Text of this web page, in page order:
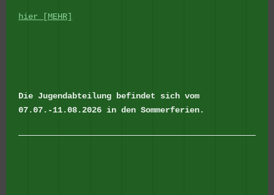
hier [MEHR]
Die Jugendabteilung befindet sich vom
07.07.-11.08.2026 in den Sommerferien.